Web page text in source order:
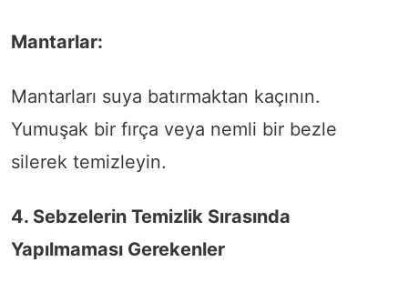
Mantarlar:
Mantarları suya batırmaktan kaçının.
Yumuşak bir fırça veya nemli bir bezle
silerek temizleyin.
4. Sebzelerin Temizlik Sırasında
Yapılmaması Gerekenler